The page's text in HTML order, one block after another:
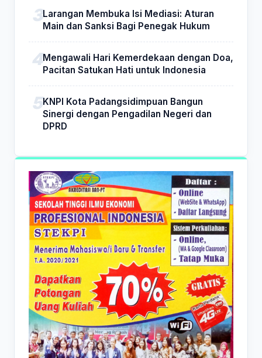
Larangan Membuka Isi Mediasi: Aturan
Main dan Sanksi Bagi Penegak Hukum
Mengawali Hari Kemerdekaan dengan Doa,
Pacitan Satukan Hati untuk Indonesia
KNPI Kota Padangsidimpuan Bangun
Sinergi dengan Pengadilan Negeri dan
DPRD